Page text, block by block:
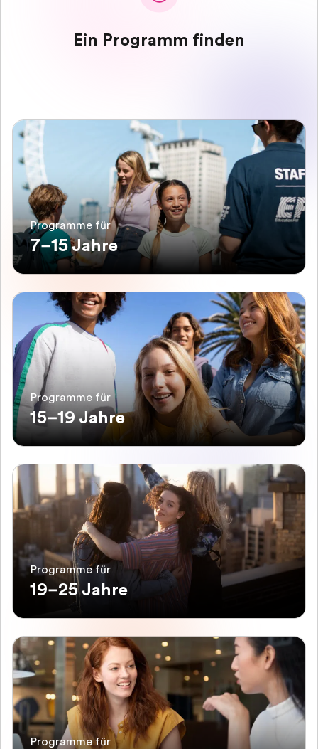
Ein Programm finden
Programme für
7–15 Jahre
Programme für
15–19 Jahre
Programme für
19–25 Jahre
Programme für